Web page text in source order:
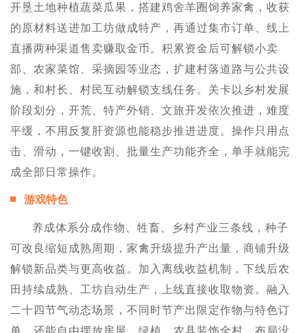
开垦土地种植蔬菜瓜果，搭建鸡舍羊圈饲养家禽，收获
的原材料送进加工坊做成特产，再通过集市订单、线上
直播两种渠道售卖赚取金币。积累资金后可解锁小卖
部、农家菜馆、采摘园等业态，扩建村落道路与公共设
施，和村长、村民互动解锁支线任务。关卡以乡村发展
阶段划分，开荒、特产外销、文旅开发依次推进，难度
平缓，不用反复肝资源也能稳步推进进度。操作只用点
击、滑动，一键收割、批量生产功能齐全，单手就能完
成全部日常操作。
游戏特色
养成体系分成作物、牲畜、乡村产业三条线，种子
可改良缩短成熟周期，家禽升级提升产出量，商铺升级
解锁新品类与更高收益。加入离线收益机制，下线后农
田持续成熟、工坊自动生产，上线直接收取物资。融入
二十四节气动态场景，不同时节产出限定作物与特色订
单，还能自由摆放房屋、绿植、农具装饰全村，布局没